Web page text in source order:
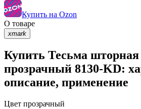
Купить на Ozon
О товаре
xmark
Купить Тесьма
прозрачный 8130-KD:
описание, применение
Цвет прозрачный